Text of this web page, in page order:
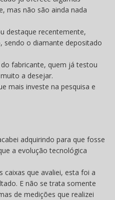
mas não são ainda nada
destaque recentemente,
o diamante depositado
fabricante, quem já testou
a desejar.
mais investe na pesquisa e
adquirindo para que fosse
a evolução tecnológica
caixas que avaliei, esta foi a
E não se trata somente
de medições que realizei